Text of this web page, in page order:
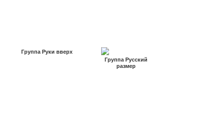
Группа Руки вверх
Группа Русский
размер